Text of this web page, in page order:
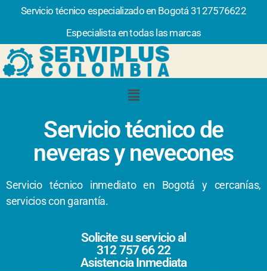
Servicio técnico especializado en Bogotá 3127576622
Especialista en todas las marcas
Servicio técnico de
neveras y nevecones
Servicio técnico inmediato en Bogotá y cercanías,
servicios con garantía.
Solicite su servicio al
312 757 66 22
Asistencia Inmediata